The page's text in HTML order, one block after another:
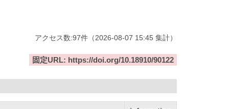
アクセス数:97件 （2026-08-07 15:45 集計）
固定URL: https://doi.org/10.18910/90122